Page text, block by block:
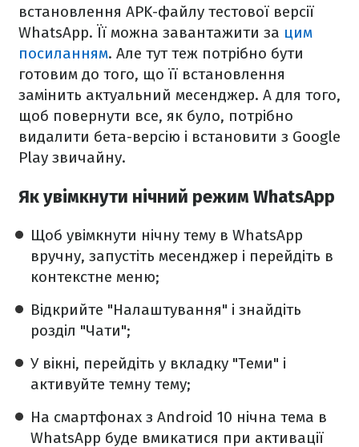
встановлення APK-файлу тестової версії
WhatsApp. Її можна завантажити за цим
посиланням. Але тут теж потрібно бути
готовим до того, що її встановлення
замінить актуальний месенджер. А для того,
щоб повернути все, як було, потрібно
видалити бета-версію і встановити з Google
Play звичайну.
Як увімкнути нічний режим WhatsApp
Щоб увімкнути нічну тему в WhatsApp
вручну, запустіть месенджер і перейдіть в
контекстне меню;
Відкрийте "Налаштування" і знайдіть
розділ "Чати";
У вікні, перейдіть у вкладку "Теми" і
активуйте темну тему;
На смартфонах з Android 10 нічна тема в
WhatsApp буде вмикатися при активації